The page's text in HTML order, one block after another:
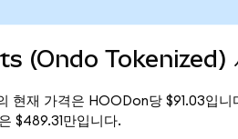
(Ondo Tokenized)
현재 가격은 HOODon당 $91.03입
$489.31만입니다.